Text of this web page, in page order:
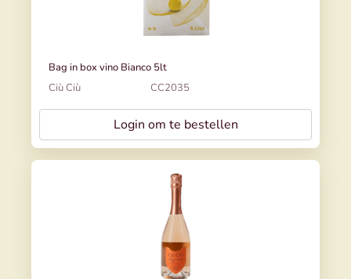
Bag in box vino Bianco 5lt
Ciù Ciù
CC2035
Login om te bestellen